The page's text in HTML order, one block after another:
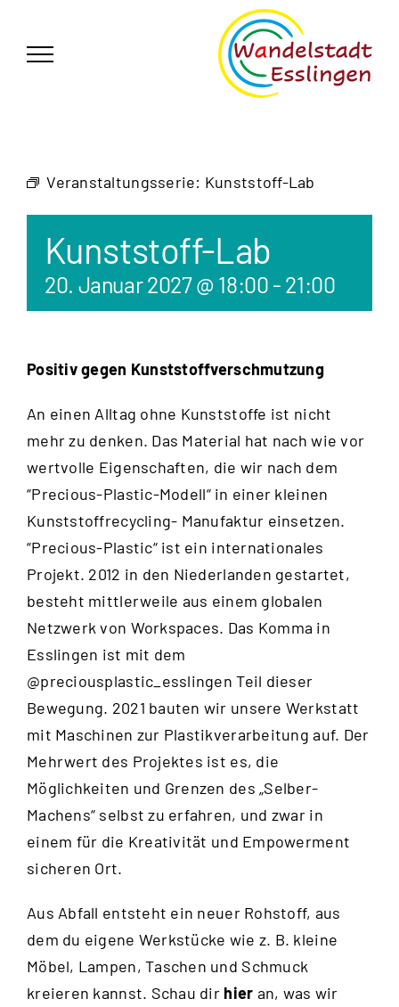
springen
Veranstaltungsserie: Kunststoff-Lab
Kunststoff-Lab
20. Januar 2027 @ 18:00 - 21:00
Positiv gegen Kunststoffverschmutzung
An einen Alltag ohne Kunststoffe ist nicht
mehr zu denken. Das Material hat nach wie vor
wertvolle Eigenschaften, die wir nach dem
“Precious-Plastic-Modell“ in einer kleinen
Kunststoffrecycling- Manufaktur einsetzen.
“Precious-Plastic“ ist ein internationales
Projekt. 2012 in den Niederlanden gestartet,
besteht mittlerweile aus einem globalen
Netzwerk von Workspaces. Das Komma in
Esslingen ist mit dem
@preciousplastic_esslingen Teil dieser
Bewegung. 2021 bauten wir unsere Werkstatt
mit Maschinen zur Plastikverarbeitung auf. Der
Mehrwert des Projektes ist es, die
Möglichkeiten und Grenzen des „Selber-
Machens“ selbst zu erfahren, und zwar in
einem für die Kreativität und Empowerment
sicheren Ort.
Aus Abfall entsteht ein neuer Rohstoff, aus
dem du eigene Werkstücke wie z. B. kleine
Möbel, Lampen, Taschen und Schmuck
kreieren kannst. Schau dir hier an, was wir